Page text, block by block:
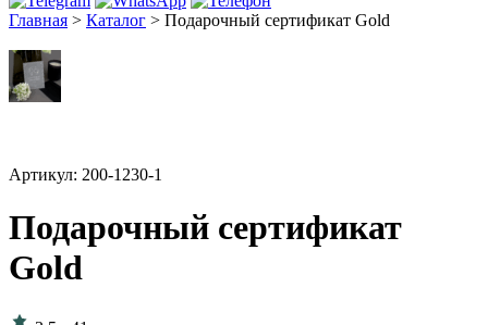
Главная > Каталог > Подарочный сертификат Gold
Артикул: 200-1230-1
Подарочный сертификат
Gold